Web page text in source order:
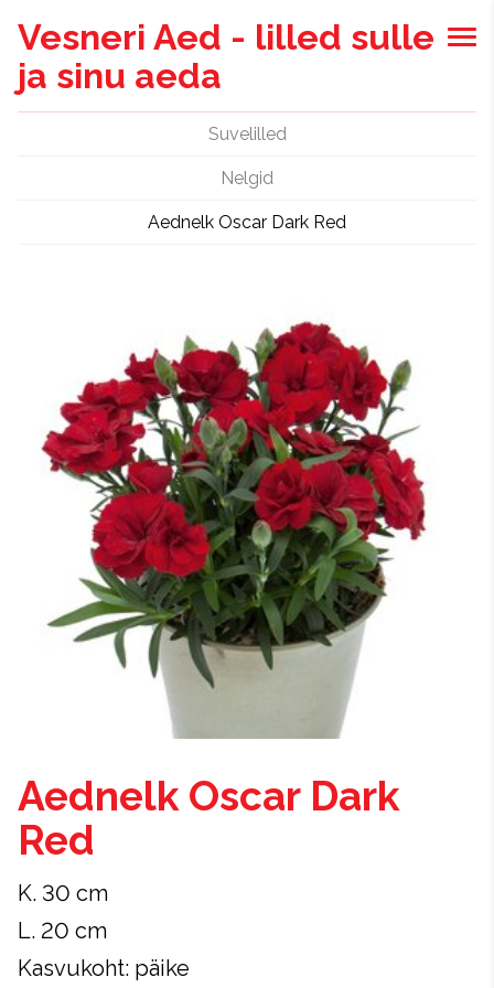
Vesneri Aed - lilled sulle
ja sinu aeda
Suvelilled
Nelgid
Aednelk Oscar Dark Red
Aednelk Oscar Dark
Red
K. 30 cm
L. 20 cm
Kasvukoht: päike